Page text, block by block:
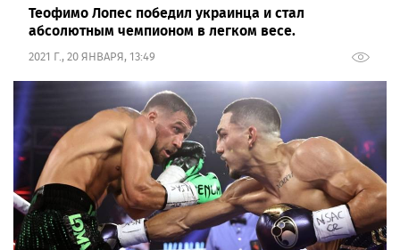
Теофимо Лопес победил украинца и стал
абсолютным чемпионом в легком весе.
2021 Г., 20 ЯНВАРЯ, 13:49